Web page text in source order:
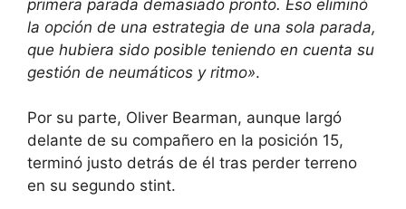
primera parada demasiado pronto. Eso eliminó
la opción de una estrategia de una sola parada,
que hubiera sido posible teniendo en cuenta su
gestión de neumáticos y ritmo».
Por su parte, Oliver Bearman, aunque largó
delante de su compañero en la posición 15,
terminó justo detrás de él tras perder terreno
en su segundo stint.